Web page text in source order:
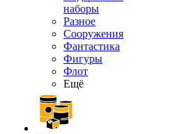
наборы
Разное
Сооружения
Фантастика
Фигуры
Флот
Ещё